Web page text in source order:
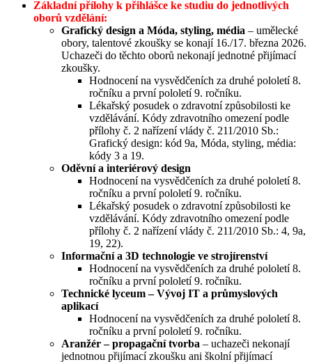
Základní přílohy k přihlášce ke studiu do jednotlivých
oborů vzdělání:
Grafický design a Móda, styling, média – umělecké
obory, talentové zkoušky se konají 16./17. března 2026.
Uchazeči do těchto oborů nekonají jednotné přijímací
zkoušky.
Hodnocení na vysvědčeních za druhé pololetí 8.
ročníku a první pololetí 9. ročníku.
Lékařský posudek o zdravotní způsobilosti ke
vzdělávání. Kódy zdravotního omezení podle
přílohy č. 2 nařízení vlády č. 211/2010 Sb.:
Grafický design: kód 9a, Móda, styling, média:
kódy 3 a 19.
Oděvní a interiérový design
Hodnocení na vysvědčeních za druhé pololetí 8.
ročníku a první pololetí 9. ročníku.
Lékařský posudek o zdravotní způsobilosti ke
vzdělávání. Kódy zdravotního omezení podle
přílohy č. 2 nařízení vlády č. 211/2010 Sb.: 4, 9a,
19, 22).
Informační a 3D technologie ve strojírenství
Hodnocení na vysvědčeních za druhé pololetí 8.
ročníku a první pololetí 9. ročníku.
Technické lyceum – Vývoj IT a průmyslových
aplikací
Hodnocení na vysvědčeních za druhé pololetí 8.
ročníku a první pololetí 9. ročníku.
Aranžér – propagační tvorba – uchazeči nekonají
jednotnou přijímací zkoušku ani školní přijímací